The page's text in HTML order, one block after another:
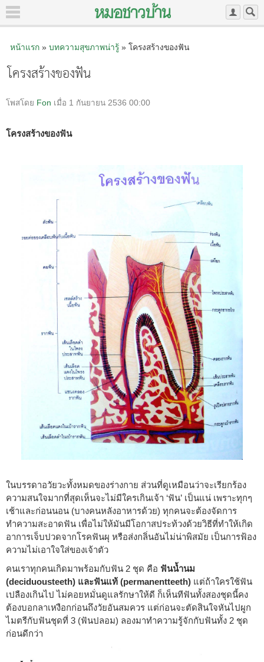
หน้าแรก» บทความสุขภาพน่ารู้» โครงสร้างของฟัน
โครงสร้างของฟัน
โพสโดย Fon เมื่อ 1 กันยายน 2536 00:00
โครงสร้างของฟัน
ในบรรดาอวัยวะทั้งหมดของร่างกาย ส่วนที่ดูเหมือนว่าจะเรียกร้อง
ความสนใจมากที่สุดเห็นจะไม่มีใครเกินเจ้า ‘ฟัน’ เป็นแน่ เพราะทุกๆ
เช้าและก่อนนอน (บางคนหลังอาหารด้วย) ทุกคนจะต้องจัดการ
ทำความสะอาดฟัน เพื่อไม่ให้มันมีโอกาสประท้วงด้วยวิธีที่ทำให้เกิด
อาการเจ็บปวดจากโรคฟันผุ หรือส่งกลิ่นอันไม่น่าพิสมัย เป็นการฟ้อง
ความไม่เอาใจใส่ของเจ้าตัว
คนเราทุกคนเกิดมาพร้อมกับฟัน 2 ชุด คือ ฟันน้ำนม
(deciduousteeth) และฟันแท้ (permanentteeth) แต่ถ้าใครใช้ฟัน
เปลืองเกินไป ไม่คอยหมั่นดูแลรักษาให้ดี ก็เห็นทีฟันทั้งสองชุดนี้คง
ต้องบอกลาเหงือกก่อนถึงวัยอันสมควร แต่ก่อนจะตัดสินใจหันไปผูก
ไมตรีกับฟันชุดที่ 3 (ฟันปลอม) ลองมาทำความรู้จักกับฟันทั้ง 2 ชุด
ก่อนดีกว่า